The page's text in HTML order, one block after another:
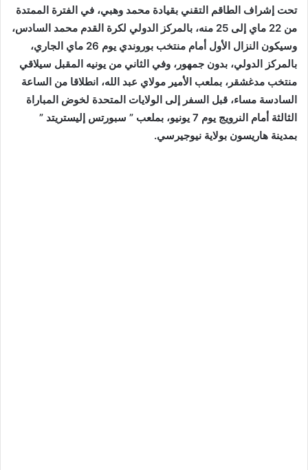
تحت إشراف الطاقم التقني بقيادة محمد وهبي، في الفترة الممتدة
من 22 ماي إلى 25 منه، بالمركز الدولي لكرة القدم محمد السادس،
وسيكون النزال الأول أمام منتخب بوروندي يوم 26 ماي الجاري،
بالمركز الدولي، بدون جمهور، وفي الثاني من يونيه المقبل سيلاقي
منتخب مدغشقر، بملعب الأمير مولاي عبد الله، انطلاقا من الساعة
السادسة مساء، قبل السفر إلى الولايات المتحدة لخوض المباراة
الثالثة أمام النرويج يوم 7 يونيو، بملعب ” سبورتس إليستريتد ”
بمدينة هاريسون بولاية نيوجيرسي.